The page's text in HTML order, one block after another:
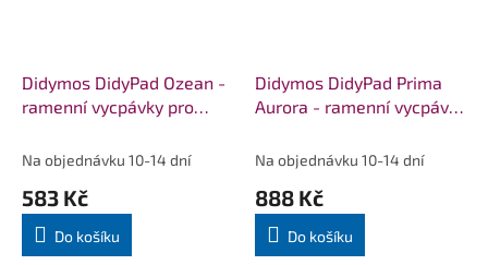
Didymos DidyPad Ozean -
ramenní vycpávky pro
Na objednávku 10-14 dní
583 Kč
Do košíku
Didymos DidyPad Prima
Aurora - ramenní vycpávky
Na objednávku 10-14 dní
888 Kč
Do košíku